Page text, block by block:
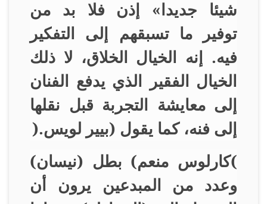
شيئا جديدا» إذن فلا بد من
توفير ما تسبقهم إلى التفكير
فيه. إنه الخيال الخلاق، لا ذلك
الخيال الفقير الذي يدفع الفنان
إلى معايشة التجربة قبل نقلها
إلى فنه، كما يقول (بيير لويس).
(كارلوس منعم) بطل (نيسان)
وعدد من المبدعين يرون أن